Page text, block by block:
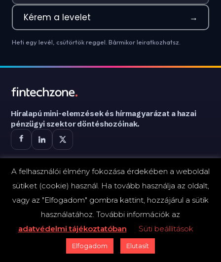
Kérem a levelet →
Heti egy levél, csütörtök reggel. Bármikor leiratkozhatsz.
Híralapú mini-elemzések és hírmagyarázat a hazai
pénzügyi szektor döntéshozóinak.
ESEMÉNYEK
TechShow X.
Webinárok
A felhasználói élmény fokozása érdekében a weboldal
sütiket (cookie) használ. Ha tovább használja az oldalt,
vagy az "Elfogadom" gombra kattint, hozzájárul a sütik
használatához. További információk az
adatvédelmi tájékoztatóban
Süti beállítások
Elfogadom Elutasít